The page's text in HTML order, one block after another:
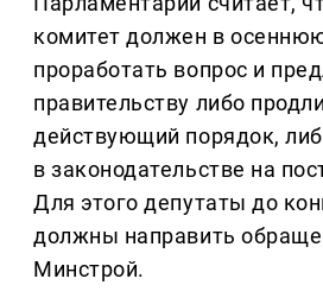
комитет должен в
проработать вопрос и
правительству либо
действующий порядок,
в законодательстве на
Для этого депутаты до
должны направить
Минстрой.